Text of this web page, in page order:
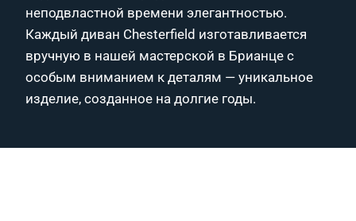
неподвластной времени элегантностью.
Каждый диван Chesterfield изготавливается
вручную в нашей мастерской в Брианце с
особым вниманием к деталям — уникальное
изделие, созданное на долгие годы.